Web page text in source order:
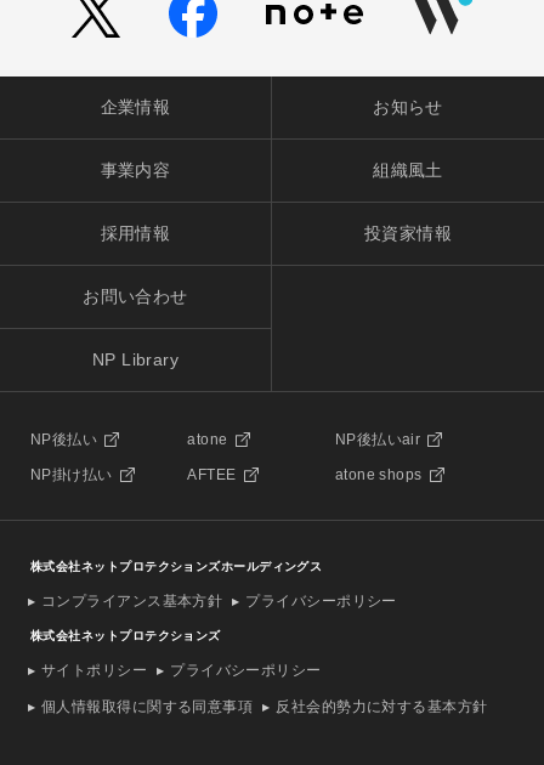
企業情報 お知らせ
事業内容 組織風土
採用情報 投資家情報
お問い合わせ
NP Library
NP後払い atone NP後払いair
NP掛け払い AFTEE atone shops
株式会社ネットプロテクションズホールディングス
コンプライアンス基本方針 プライバシーポリシー
株式会社ネットプロテクションズ
サイトポリシー プライバシーポリシー
個人情報取得に関する同意事項 反社会的勢力に対する基本方針